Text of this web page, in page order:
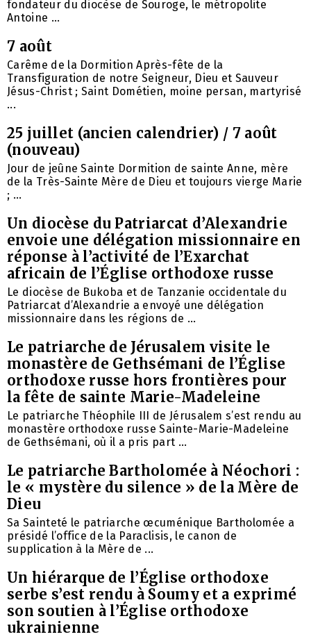
fondateur du diocèse de Souroge, le métropolite
Antoine ...
7 août
Carême de la Dormition Après-fête de la
Transfiguration de notre Seigneur, Dieu et Sauveur
Jésus-Christ ; Saint Dométien, moine persan, martyrisé
...
25 juillet (ancien calendrier) / 7 août
(nouveau)
Jour de jeûne Sainte Dormition de sainte Anne, mère
de la Très-Sainte Mère de Dieu et toujours vierge Marie
; ...
Un diocèse du Patriarcat d’Alexandrie
envoie une délégation missionnaire en
réponse à l’activité de l’Exarchat
africain de l’Église orthodoxe russe
Le diocèse de Bukoba et de Tanzanie occidentale du
Patriarcat d’Alexandrie a envoyé une délégation
missionnaire dans les régions de ...
Le patriarche de Jérusalem visite le
monastère de Gethsémani de l’Église
orthodoxe russe hors frontières pour
la fête de sainte Marie-Madeleine
Le patriarche Théophile III de Jérusalem s’est rendu au
monastère orthodoxe russe Sainte-Marie-Madeleine
de Gethsémani, où il a pris part ...
Le patriarche Bartholomée à Néochori :
le « mystère du silence » de la Mère de
Dieu
Sa Sainteté le patriarche œcuménique Bartholomée a
présidé l’office de la Paraclisis, le canon de
supplication à la Mère de ...
Un hiérarque de l’Église orthodoxe
serbe s’est rendu à Soumy et a exprimé
son soutien à l’Église orthodoxe
ukrainienne